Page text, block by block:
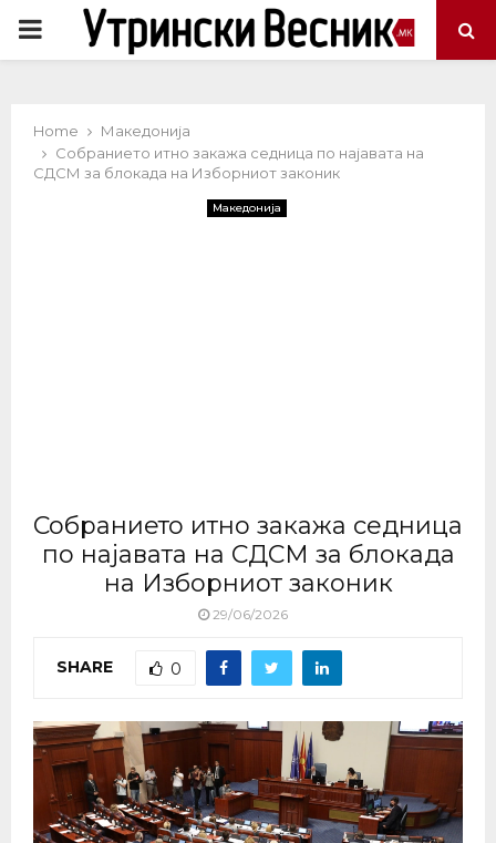
PRIMARY
Home
Македонија
Собранието итно закажа седница по најавата на
СДСМ за блокада на Изборниот законик
Македонија
Собранието итно закажа седница
по најавата на СДСМ за блокада
на Изборниот законик
29/06/2026
SHARE 0